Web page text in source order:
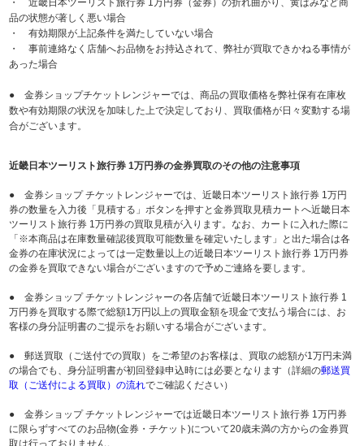
品の状態が著しく悪い場合
・ 有効期限が上記条件を満たしていない場合
・ 事前連絡なく店舗へお品物をお持込されて、弊社が買取できかねる事情が
あった場合
● 金券ショップチケットレンジャーでは、商品の買取価格を弊社保有在庫枚
数や有効期限の状況を加味した上で決定しており、買取価格が日々変動する場
合がございます。
近畿日本ツーリスト旅行券 1万円券の金券買取のその他の注意事項
● 金券ショップ チケットレンジャーでは、近畿日本ツーリスト旅行券 1万円
券の数量を入力後「見積する」ボタンを押すと金券買取見積カートへ近畿日本
ツーリスト旅行券 1万円券の買取見積が入ります。なお、カートに入れた際に
「※本商品は在庫数量確認後買取可能数量を確定いたします」と出た場合は各
金券の在庫状況によっては一定数量以上の近畿日本ツーリスト旅行券 1万円券
の金券を買取できない場合がございますので予めご連絡を要します。
● 金券ショップ チケットレンジャーの各店舗で近畿日本ツーリスト旅行券 1
万円券を買取する際で総額1万円以上の買取金額を現金で支払う場合には、お
客様の身分証明書のご提示をお願いする場合がございます。
● 郵送買取（ご送付での買取）をご希望のお客様は、買取の総額が1万円未満
の場合でも、身分証明書が初回登録申込時には必要となります（詳細の郵送買
取（ご送付による買取）の流れでご確認ください）
● 金券ショップ チケットレンジャーでは近畿日本ツーリスト旅行券 1万円券
に限らずすべてのお品物(金券・チケット)について20歳未満の方からの金券買
取は行っておりません。